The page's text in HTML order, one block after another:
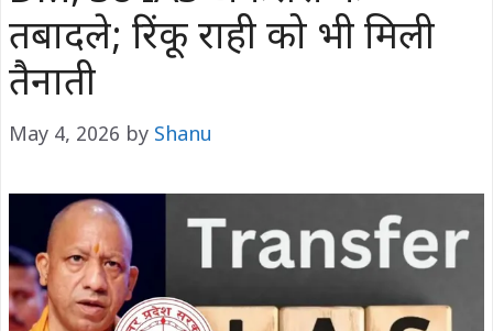
तबादले; रिंकू राही को भी मिली
तैनाती
May 4, 2026 by Shanu